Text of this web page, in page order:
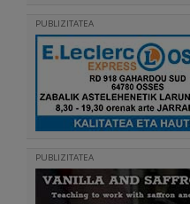
PUBLIZITATEA
PUBLIZITATEA